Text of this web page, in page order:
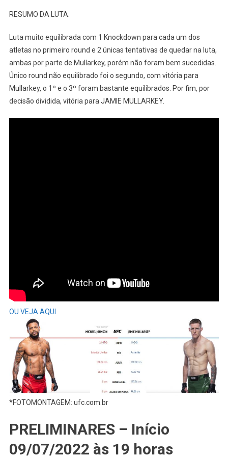
RESUMO DA LUTA:
Luta muito equilibrada com 1 Knockdown para cada um dos
atletas no primeiro round e 2 únicas tentativas de quedar na luta,
ambas por parte de Mullarkey, porém não foram bem sucedidas.
Único round não equilibrado foi o segundo, com vitória para
Mullarkey, o 1º e o 3º foram bastante equilibrados. Por fim, por
decisão dividida, vitória para JAMIE MULLARKEY.
OU VEJA AQUI
*FOTOMONTAGEM: ufc.com.br
PRELIMINARES – Início
09/07/2022 às 19 horas